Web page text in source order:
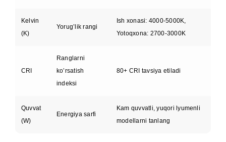
Kelvin
(K)
Yorug’lik rangi
Ish xonasi: 4000-5000K,
Yotoqxona: 2700-3000K
CRI
Ranglarni
ko’rsatish
indeksi
80+ CRI tavsiya etiladi
Quvvat
(W)
Energiya sarfi
Kam quvvatli, yuqori lyumenli
modellarni tanlang